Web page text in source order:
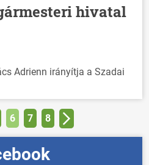
hivatal
Adrienn irányítja a Szadai
6 7 8